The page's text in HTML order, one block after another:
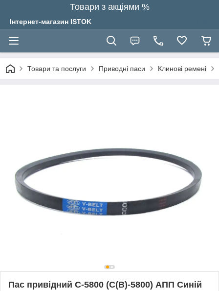
Товари з акціями %
Інтернет-магазин ISTOK
Товари та послуги Приводні паси Клинові ремені
Пас привідний C-5800 (C(В)-5800) АПП Синій